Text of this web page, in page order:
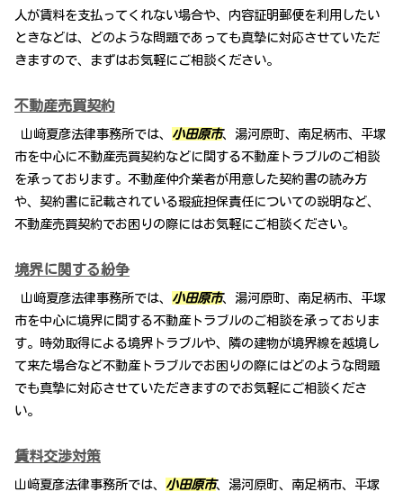
人が賃料を支払ってくれない場合や、内容証明郵便を利用したい
ときなどは、どのような問題であっても真摯に対応させていただ
きますので、まずはお気軽にご相談ください。
不動産売買契約
山﨑夏彦法律事務所では、 小田原市、湯河原町、南足柄市、平塚
市を中心に不動産売買契約などに関する不動産トラブルのご相談
を承っております。不動産仲介業者が用意した契約書の読み方
や、契約書に記載されている瑕疵担保責任についての説明など、
不動産売買契約でお困りの際にはお気軽にご相談ください。
境界に関する紛争
山﨑夏彦法律事務所では、 小田原市、湯河原町、南足柄市、平塚
市を中心に境界に関する不動産トラブルのご相談を承っておりま
す。時効取得による境界トラブルや、隣の建物が境界線を越境し
て来た場合など不動産トラブルでお困りの際にはどのような問題
でも真摯に対応させていただきますのでお気軽にご相談くださ
い。
賃料交渉対策
山﨑夏彦法律事務所では、 小田原市、湯河原町、南足柄市、平塚